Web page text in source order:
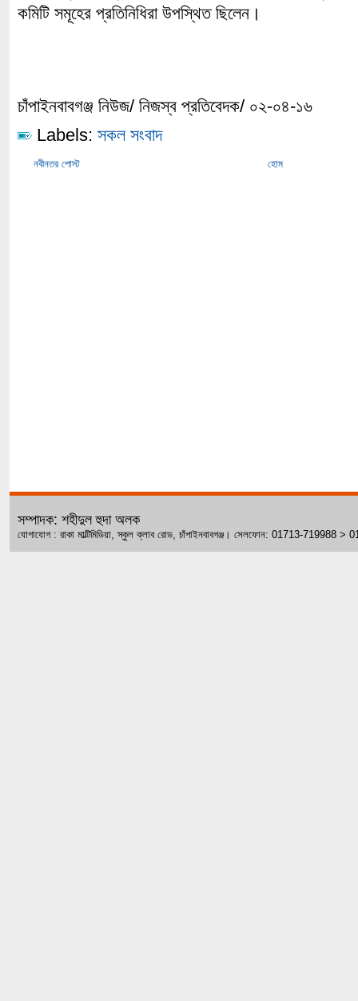
কমিটি সমূহের প্রতিনিধিরা উপস্থিত ছিলেন।
চাঁপাইনবাবগঞ্জ নিউজ/ নিজস্ব প্রতিবেদক/ ০২-০৪-১৬
Labels: সকল সংবাদ
নবীনতর পোস্ট হোম
সম্পাদক: শহীদুল হুদা অলক
যোগাযোগ : রাকা মাল্টিমিডিয়া, স্কুল ক্লাব রোড, চাঁপাইনবাবগঞ্জ। সেলফোন: 01713-